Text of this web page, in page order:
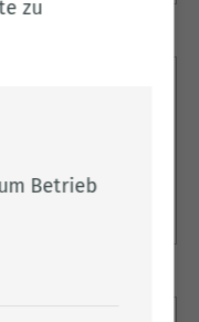
zu
Betrieb